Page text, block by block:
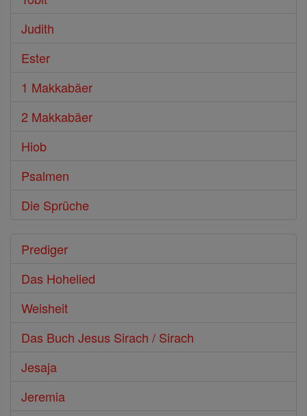
Judith
Ester
1 Makkabäer
2 Makkabäer
Hiob
Psalmen
Die Sprüche
Prediger
Das Hohelied
Weisheit
Das Buch Jesus Sirach / Sirach
Jesaja
Jeremia